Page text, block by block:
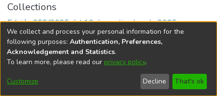
Collections
Edición 055/2025 del 16 de septiembre de 2025
Universidad Nacional de Córdoba
We collect and process your personal information for the
following purposes: Authentication, Preferences,
Acknowledgement and Statistics.
To learn more, please read our privacy policy.
Customize Decline That's ok